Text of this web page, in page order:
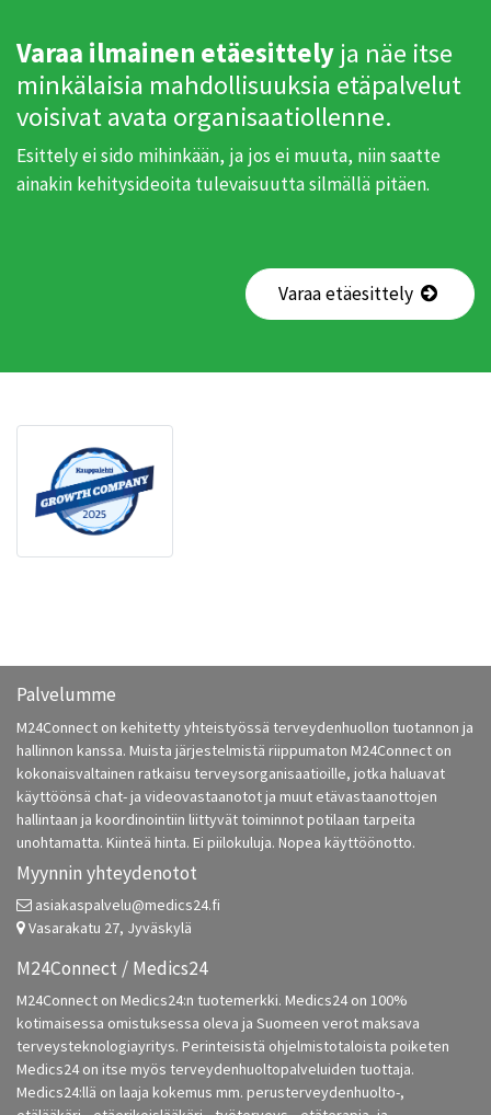
Varaa ilmainen etäesittely ja näe itse
minkälaisia mahdollisuuksia etäpalvelut
voisivat avata organisaatiollenne.
Esittely ei sido mihinkään, ja jos ei muuta, niin saatte
ainakin kehitysideoita tulevaisuutta silmällä pitäen.
Varaa etäesittely
Palvelumme
M24Connect on kehitetty yhteistyössä terveydenhuollon tuotannon ja
hallinnon kanssa. Muista järjestelmistä riippumaton M24Connect on
kokonaisvaltainen ratkaisu terveysorganisaatioille, jotka haluavat
käyttöönsä chat- ja videovastaanotot ja muut etävastaanottojen
hallintaan ja koordinointiin liittyvät toiminnot potilaan tarpeita
unohtamatta. Kiinteä hinta. Ei piilokuluja. Nopea käyttöönotto.
Myynnin yhteydenotot
asiakaspalvelu@medics24.fi
Vasarakatu 27, Jyväskylä
M24Connect / Medics24
M24Connect on Medics24:n tuotemerkki. Medics24 on 100%
kotimaisessa omistuksessa oleva ja Suomeen verot maksava
terveysteknologiayritys. Perinteisistä ohjelmistotaloista poiketen
Medics24 on itse myös terveydenhuoltopalveluiden tuottaja.
Medics24:llä on laaja kokemus mm. perusterveydenhuolto-,